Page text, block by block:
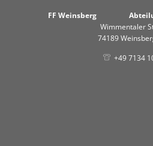
FF Weinsberg
Wimmentaler
74189
+49 7134